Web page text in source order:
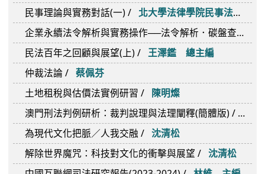
大學私慕課堂
本月新書
專利法之理論與實用
劉國讚
西方法律思想史
陳清秀 主編
解析
地方自治法基礎理論與實務 / 蕭文生
從AI導入到AI治理 / 陳家駿、許正乾